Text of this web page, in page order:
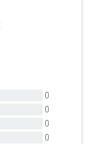
0
0
0
0